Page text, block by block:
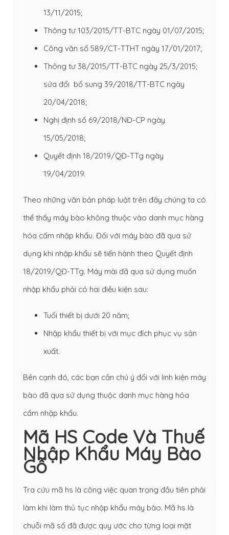
13/11/2015;
Thông tư 103/2015/TT-BTC ngày 01/07/2015;
Công văn số 589/CT-TTHT ngày 17/01/2017;
Thông tư 38/2015/TT-BTC ngày 25/3/2015;
sửa đổi bổ sung 39/2018/TT-BTC ngày
20/04/2018;
Nghị định số 69/2018/NĐ-CP ngày
15/05/2018;
Quyết định 18/2019/QĐ-TTg ngày
19/04/2019.
Theo những văn bản pháp luật trên đây chúng ta có
thể thấy máy bào không thuộc vào danh mục hàng
hóa cấm nhập khẩu. Đối với máy bào đã qua sử
dụng khi nhập khẩu sẽ tiến hành theo Quyết định
18/2019/QĐ-TTg. Máy mài đã qua sử dụng muốn
nhập khẩu phải có hai điều kiện sau:
Tuổi thiết bị dưới 20 năm;
Nhập khẩu thiết bị với mục đích phục vụ sản
xuất.
Bên cạnh đó, các bạn cần chú ý đối với linh kiện máy
bào đã qua sử dụng thuộc danh mục hàng hóa
cấm nhập khẩu.
Mã HS Code Và Thuế
Nhập Khẩu Máy Bào
Gỗ
Tra cứu mã hs là công việc quan trọng đầu tiên phải
làm khi làm thủ tục nhập khẩu máy bào. Mã hs là
chuỗi mã số đã được quy ước cho từng loại mặt